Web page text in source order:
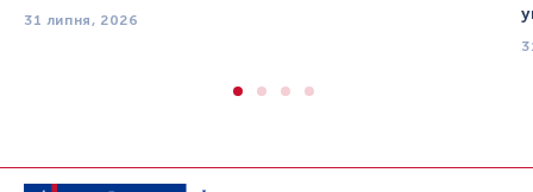
31 липня, 2026